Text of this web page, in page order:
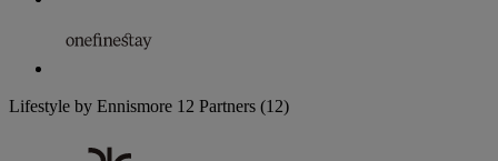
Lifestyle by Ennismore 12 Partners (12)